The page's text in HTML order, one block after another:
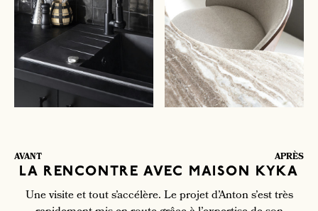
AVANT APRÈS
LA RENCONTRE AVEC MAISON KYKA
Une visite et tout s’accélère. Le projet d’Anton s’est très